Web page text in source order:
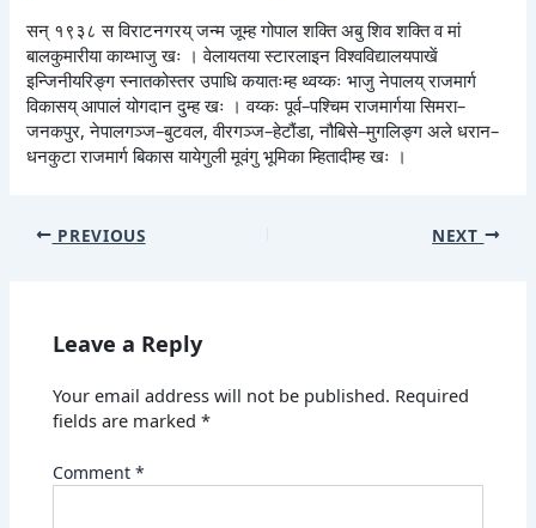
सन् १९३८ स विराटनगरय् जन्म जूम्ह गोपाल शक्ति अबु शिव शक्ति व मां
बालकुमारीया काय्भाजु खः । वेलायतया स्टारलाइन विश्वविद्यालयपाखें
इन्जिनीयरिङ्ग स्नातकोस्तर उपाधि कयातःम्ह थ्वय्कः भाजु नेपालय् राजमार्ग
विकासय् आपालं योगदान दुम्ह खः । वय्कः पूर्व–पश्चिम राजमार्गया सिमरा–
जनकपुर, नेपालगञ्ज–बुटवल, वीरगञ्ज–हेटौंडा, नौबिसे–मुगलिङ्ग अले धरान–
धनकुटा राजमार्ग बिकास यायेगुली मूवंगु भूमिका म्हितादीम्ह खः ।
PREVIOUS NEXT
Leave a Reply
Your email address will not be published. Required
fields are marked*
Comment*